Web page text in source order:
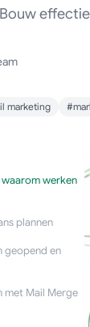
marketing
werken
plannen
geopend en
met Mail Merge